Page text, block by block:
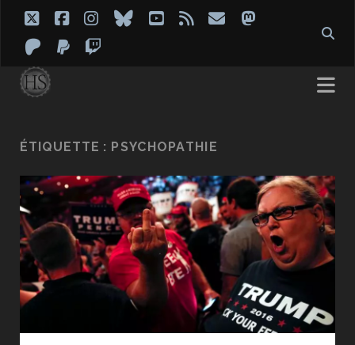
twitterfacebook
instagram
blueskyyoutube
rss emailmastodon
patreon
paypal
ÉTIQUETTE : PSYCHOPATHIE